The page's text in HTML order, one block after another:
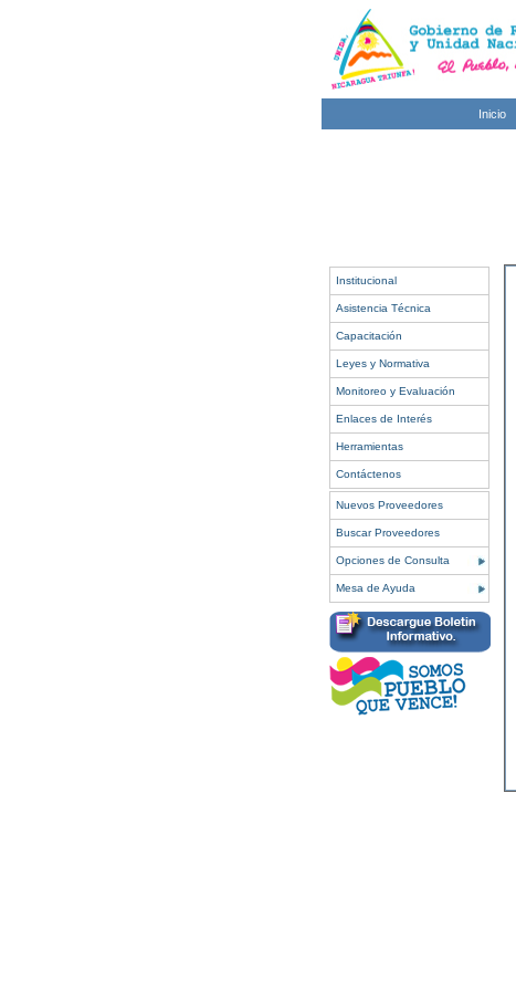
Inicio
Institucional
Asistencia Técnica
Capacitación
Leyes y Normativa
Monitoreo y Evaluación
Enlaces de Interés
Herramientas
Contáctenos
Nuevos Proveedores
Buscar Proveedores
Opciones de Consulta
Mesa de Ayuda